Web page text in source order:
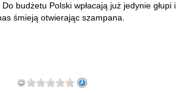
budżetu Polski wpłacają już jedynie głupi i
śmieją otwierając szampana.